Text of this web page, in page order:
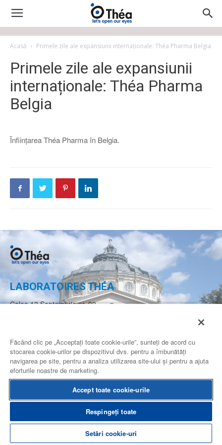
Acasă Primele zile ale expansiunii internaționale: Théa Pharma Belgia
Primele zile ale expansiunii
internaționale: Théa Pharma
Belgia
Înființarea Théa Pharma în Belgia.
LABORATOIRES THÉA
Calea 13 Septembrie nr. 90,
ROMANIA
CONTACTEAZA-NE
Alte site-uri Théa
Făcând clic pe „Acceptați toate cookie-urile”, sunteți de acord cu
stocarea cookie-urilor pe dispozitivul dvs. pentru a îmbunătăți
navigarea pe site, pentru a analiza utilizarea site-ului și pentru a ajuta
eforturile noastre de marketing.
Accept toate cookie-urile
Respingeți toate
Setări cookie-uri